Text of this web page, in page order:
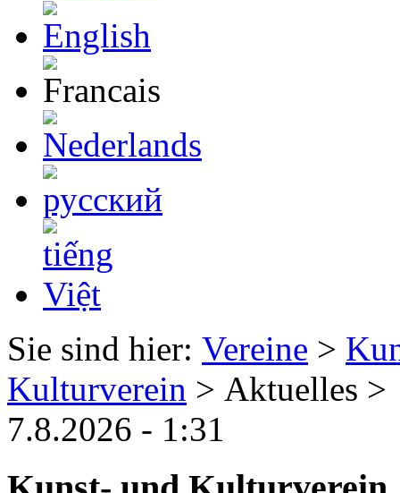
Sie sind hier: Vereine >
Kulturverein > Aktuelles >
7.8.2026 - 1:31